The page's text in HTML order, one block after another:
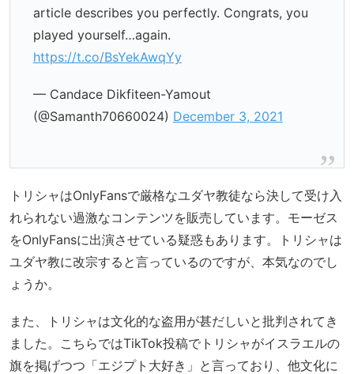
article describes you perfectly. Congrats, you
played yourself…again.
https://t.co/BsYekAwqYy
— Candace Dikfiteen-Yamout
(@Samanth70660024) December 3, 2021
トリシャはOnlyFansで厳格なユダヤ教徒なら決して受け入
れられない過激なコンテンツを販売しています。モーゼス
をOnlyFansに出演させている疑惑もあります。トリシャは
ユダヤ教に改宗すると言っているのですが、本気なのでし
ょうか。
また、トリシャは文化的な盗用が甚だしいと批判されてき
ました。こちらではTikTok投稿でトリシャがイスラエルの
旗を掲げつつ「エジプト大好き」と言っており、他文化に